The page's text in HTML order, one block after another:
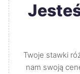
Twoje stawki
nam swoją